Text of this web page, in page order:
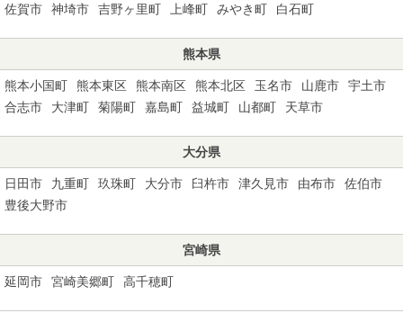
佐賀市 神埼市 吉野ヶ里町 上峰町 みやき町 白石町
熊本県
熊本小国町 熊本東区 熊本南区 熊本北区 玉名市 山鹿市
宇土市
合志市
大津町 菊陽町 嘉島町 益城町 山都町 天草市
大分県
日田市 九重町 玖珠町 大分市 臼杵市 津久見市 由布市
佐伯市
豊後大野市
宮崎県
延岡市 宮崎美郷町 高千穂町